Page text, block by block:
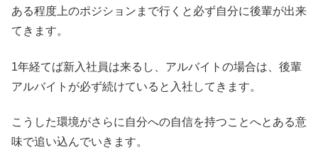
ある程度上のポジションまで行くと必ず自分に後輩が出来
てきます。
1年経てば新入社員は来るし、アルバイトの場合は、後輩
アルバイトが必ず続けていると入社してきます。
こうした環境がさらに自分への自信を持つことへとある意
味で追い込んでいきます。